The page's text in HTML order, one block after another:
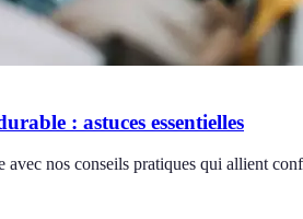
: astuces essentielles
nos conseils pratiques qui allient